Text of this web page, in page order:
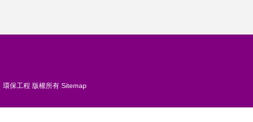
環保工程 版權所有 Sitemap